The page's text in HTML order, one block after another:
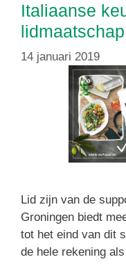
Italiaanse
lidmaatschap
14 januari 2019
Lid zijn van de
Groningen biedt
tot het eind van dit
de hele rekening